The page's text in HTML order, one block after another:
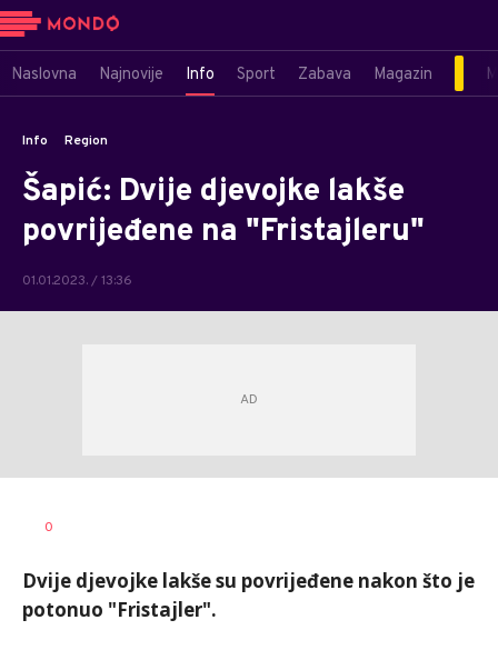
Naslovna Najnovije Info Sport Zabava Magazin
Info Region
Šapić: Dvije djevojke lakše
povrijeđene na "Fristajleru"
01.01.2023. / 13:36
AUTOR
0
Dvije djevojke lakše su povrijeđene nakon što je
potonuo "Fristajler".